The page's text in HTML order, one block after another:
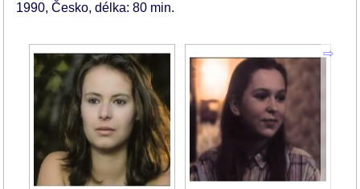
1990 Česko délka: 80 min